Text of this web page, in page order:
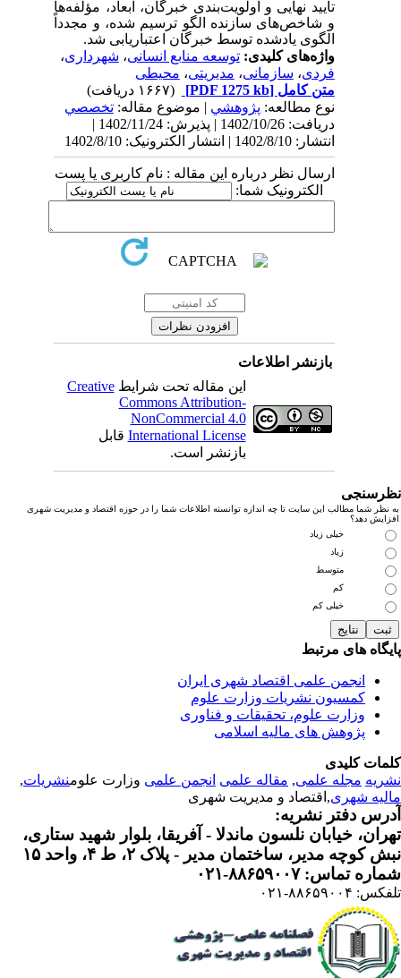
تأیید نهایی و اولویت‌بندی خبرگان، ابعاد، مؤلفه‌ها
و شاخص‌های سازنده الگو ترسیم شده، و مجدداً
الگوی یادشده توسط خبرگان اعتباریابی شد.
واژه‌های کلیدی:توسعه منابع انسانی،شهرداری،
فردی،سازمانی،مدیریتی،محیطی
متن کامل[PDF 1275 kb]
نوع مطالعه:پژوهشي| موضوع مقاله:تخصصي
دریافت: 1402/10/26 | پذیرش: 1402/11/24 |
انتشار: 1402/8/10 | انتشار الکترونیک: 1402/8/10
ارسال نظر درباره این مقاله : نام کاربری یا پست
الکترونیک شما:
بازنشر اطلاعات
این مقاله تحت شرایطCreative
Commons Attribution-
NonCommercial 4.0
International Licenseقابل
بازنشر است.
نظر شما مطالب این سایت تا چه اندازه توانسته اطلاعات شما را در حوزه اقتصاد و مدیریت شهری
دهد؟
خیلی زیاد
زیاد
متوسط
خیلی کم
های مرتبط
انجمن علمی اقتصاد شهری ایران
کمسیون نشریات وزارت علوم
وزارت علوم، تحقیقات و فناوری
پژوهش های مالیه اسلامی
کلیدی
مجله علمی, مقاله علمی انجمن علمیوزارت علومنشریات,
شهری ,اقتصاد و مدیریت شهری
دفتر نشریه:
خیابان نلسون ماندلا - آفریقا، بلوار شهید ستاری،
کوچه مدیر، ساختمان مدیر - پلاک ۲، ط ۴، واحد ۱۵
تماس: ۸۸۶۵۹۰۰۷-۰۲۱
۸۸۶۵۹۰۰۴-۰۲۱